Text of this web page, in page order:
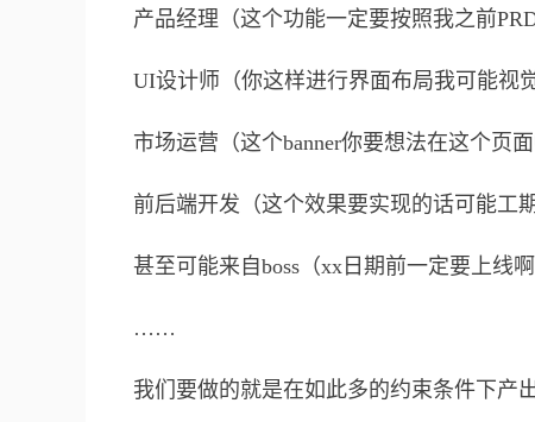
产品经理（这个功能一定要按照我之前
UI设计师（你这样进行界面布局我可能视
市场运营（这个banner你要想法在这个页面
前后端开发（这个效果要实现的话可能工
甚至可能来自boss（xx日期前一定要上线
……
我们要做的就是在如此多的约束条件下产